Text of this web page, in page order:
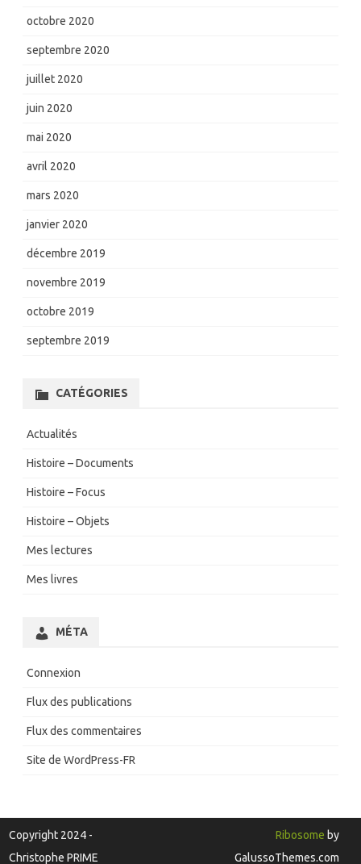
octobre 2020
septembre 2020
juillet 2020
juin 2020
mai 2020
avril 2020
mars 2020
janvier 2020
décembre 2019
novembre 2019
octobre 2019
septembre 2019
CATÉGORIES
Actualités
Histoire – Documents
Histoire – Focus
Histoire – Objets
Mes lectures
Mes livres
MÉTA
Connexion
Flux des publications
Flux des commentaires
Site de WordPress-FR
Copyright 2024 -
Christophe PRIME
Ribosome by
GalussoThemes.com